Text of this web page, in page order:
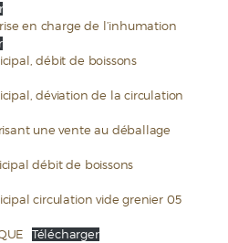
en charge de l’inhumation
débit de boissons
déviation de la circulation
une vente au déballage
débit de boissons
circulation vide grenier 05
Télécharger